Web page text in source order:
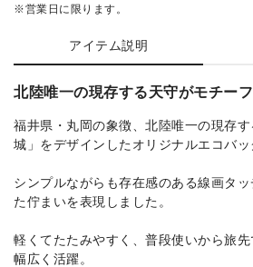
※営業日に限ります。
アイテム説明
北陸唯一の現存する天守がモチー
福井県・丸岡の象徴、北陸唯一の現存
城」をデザインしたオリジナルエコバッ
シンプルながらも存在感のある線画タ
た佇まいを表現しました。
軽くてたたみやすく、普段使いから旅
幅広く活躍。